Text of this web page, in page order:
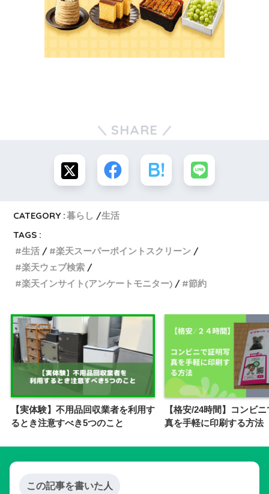
SHARE
CATEGORY :暮らし
生活
TAGS :
生活
楽天スーパーポイントスクリーン
楽天ウェブ検索
楽天インサイト(アンケートモニター)
節約
【実体験】不用品回収業者を利用す
るとき注意すべき5つのこと
【格安/24時間】コンビ
真を手軽に印刷する方法
この記事を書いた人